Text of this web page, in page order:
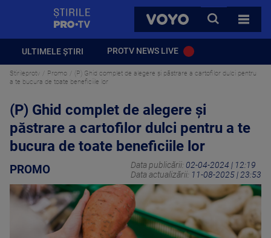
VOYO
CAUTA
TOATE
ULTIMELE ȘTIRI PROTV NEWS LIVE
Stirileprotv Promo
(P) Ghid complet de alegere și păstrare a cartofilor dulci pentru
a te bucura de toate beneficiile lor
(P) Ghid complet de alegere și
păstrare a cartofilor dulci pentru a te
bucura de toate beneficiile lor
PROMO Data publicării: 02-04-2024 | 12:19
Data actualizării: 11-08-2025 | 23:53